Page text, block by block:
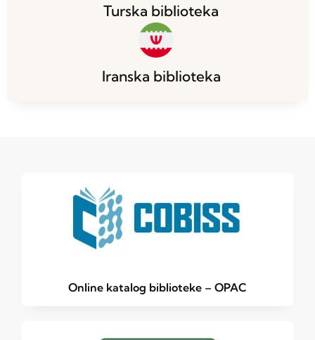
Turska biblioteka
Iranska biblioteka
Online katalog biblioteke – OPAC